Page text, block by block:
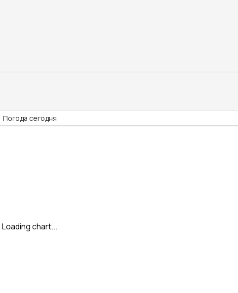
Погода сегодня
Loading chart...